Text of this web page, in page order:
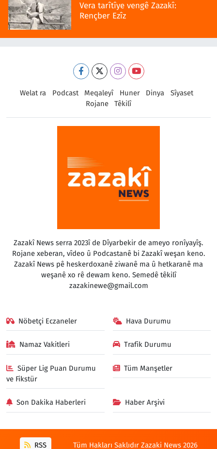
Vera tarîtîye vengê Zazakî:
Rençber Ezîz
Welat ra Podcast Meqaleyî Huner Dinya
Sîyaset
Rojane
Têkilî
Zazakî News serra 2023î de Dîyarbekir de ameyo ronîyayîş.
Rojane xeberan, vîdeo û Podcastanê bi Zazakî weşan keno.
Zazakî News pê heskerdoxanê ziwanê ma û hetkaranê ma
weşanê xo rê dewam keno. Semedê têkilî
zazakinewe@gmail.com
Nöbetçi Eczaneler Hava Durumu
Namaz Vakitleri Trafik Durumu
Süper Lig Puan Durumu
ve Fikstür
Tüm Manşetler
Son Dakika Haberleri Haber Arşivi
RSS Tüm Hakları Saklıdır Zazaki News 2026